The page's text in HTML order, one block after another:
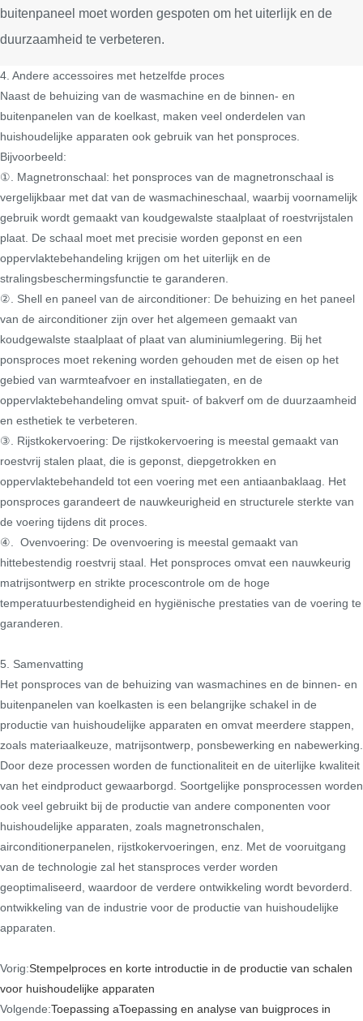
buitenpaneel moet worden gespoten om het uiterlijk en de
duurzaamheid te verbeteren.
4. Andere accessoires met hetzelfde proces
Naast de behuizing van de wasmachine en de binnen- en
buitenpanelen van de koelkast, maken veel onderdelen van
huishoudelijke apparaten ook gebruik van het ponsproces.
Bijvoorbeeld:
①. Magnetronschaal: het ponsproces van de magnetronschaal is
vergelijkbaar met dat van de wasmachineschaal, waarbij voornamelijk
gebruik wordt gemaakt van koudgewalste staalplaat of roestvrijstalen
plaat. De schaal moet met precisie worden geponst en een
oppervlaktebehandeling krijgen om het uiterlijk en de
stralingsbeschermingsfunctie te garanderen.
②. Shell en paneel van de airconditioner: De behuizing en het paneel
van de airconditioner zijn over het algemeen gemaakt van
koudgewalste staalplaat of plaat van aluminiumlegering. Bij het
ponsproces moet rekening worden gehouden met de eisen op het
gebied van warmteafvoer en installatiegaten, en de
oppervlaktebehandeling omvat spuit- of bakverf om de duurzaamheid
en esthetiek te verbeteren.
③. Rijstkokervoering: De rijstkokervoering is meestal gemaakt van
roestvrij stalen plaat, die is geponst, diepgetrokken en
oppervlaktebehandeld tot een voering met een antiaanbaklaag. Het
ponsproces garandeert de nauwkeurigheid en structurele sterkte van
de voering tijdens dit proces.
④. Ovenvoering: De ovenvoering is meestal gemaakt van
hittebestendig roestvrij staal. Het ponsproces omvat een nauwkeurig
matrijsontwerp en strikte procescontrole om de hoge
temperatuurbestendigheid en hygiënische prestaties van de voering te
garanderen.
5. Samenvatting
Het ponsproces van de behuizing van wasmachines en de binnen- en
buitenpanelen van koelkasten is een belangrijke schakel in de
productie van huishoudelijke apparaten en omvat meerdere stappen,
zoals materiaalkeuze, matrijsontwerp, ponsbewerking en nabewerking.
Door deze processen worden de functionaliteit en de uiterlijke kwaliteit
van het eindproduct gewaarborgd. Soortgelijke ponsprocessen worden
ook veel gebruikt bij de productie van andere componenten voor
huishoudelijke apparaten, zoals magnetronschalen,
airconditionerpanelen, rijstkokervoeringen, enz. Met de vooruitgang
van de technologie zal het stansproces verder worden
geoptimaliseerd, waardoor de verdere ontwikkeling wordt bevorderd.
ontwikkeling van de industrie voor de productie van huishoudelijke
apparaten.
Vorig:Stempelproces en korte introductie in de productie van schalen
voor huishoudelijke apparaten
Volgende:Toepassing aToepassing en analyse van buigproces in